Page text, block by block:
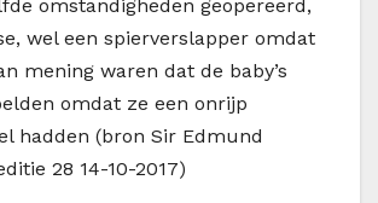
omstandigheden geopereerd,
wel een spierverslapper omdat
mening waren dat de baby’s
omdat ze een onrijp
hadden (bron Sir Edmund
28 14-10-2017)